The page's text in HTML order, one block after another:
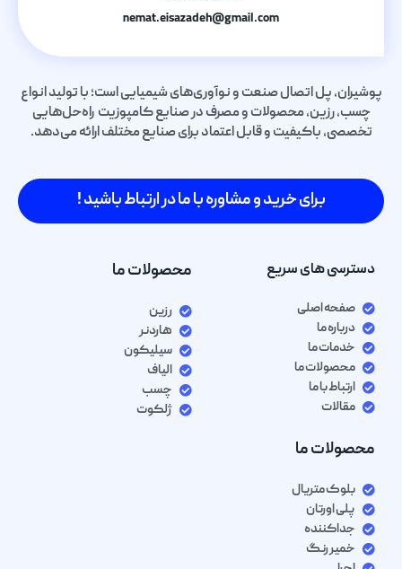
nemat.eisazadeh@gmail.com
پوشیران، پل اتصال صنعت و نوآوری‌های شیمیایی است؛ با تولید انواع
چسب، رزین، محصولات و مصرف در صنایع کامپوزیت راه‌حل‌هایی
تخصصی، باکیفیت و قابل اعتماد برای صنایع مختلف ارائه می‌دهد.
برای خرید و مشاوره با ما در ارتباط باشید !
دسترسی های سریع
صفحه اصلی
درباره ما
خدمات ما
محصولات ما
ارتباط با ما
مقالات
محصولات ما
رزین
هاردنر
سیلیکون
الیاف
چسب
ژلکوت
محصولات ما
بلوک متریال
پلی اورتان
جداکننده
خمیر رنگ